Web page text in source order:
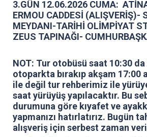
3.GÜN 12.06.2026 CUMA:
ERMOU CADDESİ (ALIŞVERİŞ)-
MEYDANI-TARİHİ OLİMPİYAT
ZEUS TAPINAĞI-
NOT: Tur otobüsü saat 10:30
otoparkta bırakıp akşam 17:00
ile değil tur rehberimiz ile
saat yürüyüş yapılacaktır. Bu
durumuna göre kıyafet ve
yapmanızı hatırlatırız. Bugün
alışveriş için serbest zaman